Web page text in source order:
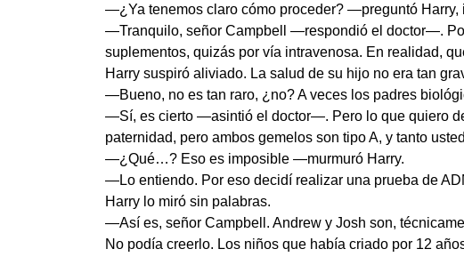
—¿Ya tenemos claro cómo proceder? —preguntó Harry,
—Tranquilo, señor Campbell —respondió el doctor—.
suplementos, quizás por vía intravenosa. En realidad,
Harry suspiró aliviado. La salud de su hijo no era tan
—Bueno, no es tan raro, ¿no? A veces los padres
—Sí, es cierto —asintió el doctor—. Pero lo que quiero
paternidad, pero ambos gemelos son tipo A, y tanto
—¿Qué…? Eso es imposible —murmuró Harry.
—Lo entiendo. Por eso decidí realizar una prueba de
Harry lo miró sin palabras.
—Así es, señor Campbell. Andrew y Josh son,
No podía creerlo. Los niños que había criado por 12